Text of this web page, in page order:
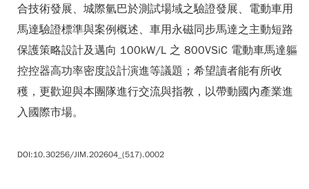
合技術發展、城際氫巴於測試場域之驗證發展、電動車用
馬達驗證標準與案例概述、車用永磁同步馬達之主動短路
保護策略設計及邁向 100kW/L 之 800VSiC 電動車馬達軀
控控器高功率密度設計演進等議題；希望讀者能有所收
穫，更歡迎與本團隊進行交流與指教，以帶動國內產業進
入國際市場。
DOI:10.30256/JIM.202604_(517).0002